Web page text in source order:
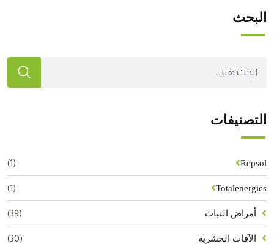
البحث
التصنيفات
Repsol
(1)
Totalenergies
(1)
أمراض النبات (39)
الآفات الحشرية (30)